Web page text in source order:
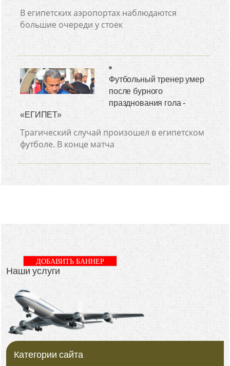
В египетских аэропортах наблюдаются
большие очереди у стоек
Футбольный тренер умер
после бурного
празднования гола -
«ЕГИПЕТ»
Трагический случай произошел в египетском
футболе. В конце матча
Наши услуги
ДОБАВИТЬ БАННЕР
Категории сайта